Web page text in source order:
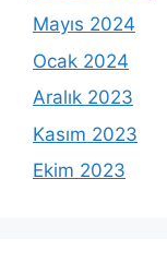
Mayıs 2024
Ocak 2024
Aralık 2023
Kasım 2023
Ekim 2023